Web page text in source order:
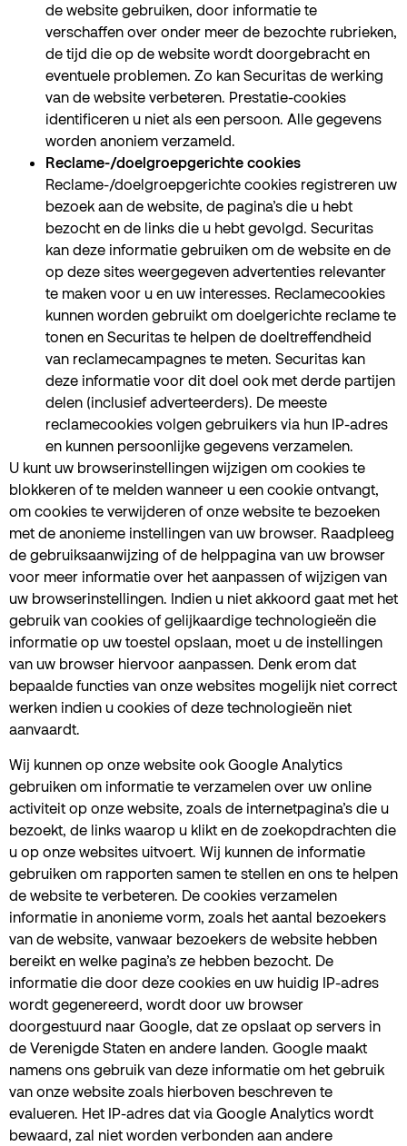
de website gebruiken, door informatie te
verschaffen over onder meer de bezochte rubrieken,
de tijd die op de website wordt doorgebracht en
eventuele problemen. Zo kan Securitas de werking
van de website verbeteren. Prestatie-cookies
identificeren u niet als een persoon. Alle gegevens
worden anoniem verzameld.
Reclame-/doelgroepgerichte cookies
Reclame-/doelgroepgerichte cookies registreren uw
bezoek aan de website, de pagina’s die u hebt
bezocht en de links die u hebt gevolgd. Securitas
kan deze informatie gebruiken om de website en de
op deze sites weergegeven advertenties relevanter
te maken voor u en uw interesses. Reclamecookies
kunnen worden gebruikt om doelgerichte reclame te
tonen en Securitas te helpen de doeltreffendheid
van reclamecampagnes te meten. Securitas kan
deze informatie voor dit doel ook met derde partijen
delen (inclusief adverteerders). De meeste
reclamecookies volgen gebruikers via hun IP-adres
en kunnen persoonlijke gegevens verzamelen.
U kunt uw browserinstellingen wijzigen om cookies te
blokkeren of te melden wanneer u een cookie ontvangt,
om cookies te verwijderen of onze website te bezoeken
met de anonieme instellingen van uw browser. Raadpleeg
de gebruiksaanwijzing of de helppagina van uw browser
voor meer informatie over het aanpassen of wijzigen van
uw browserinstellingen. Indien u niet akkoord gaat met het
gebruik van cookies of gelijkaardige technologieën die
informatie op uw toestel opslaan, moet u de instellingen
van uw browser hiervoor aanpassen. Denk erom dat
bepaalde functies van onze websites mogelijk niet correct
werken indien u cookies of deze technologieën niet
aanvaardt.
Wij kunnen op onze website ook Google Analytics
gebruiken om informatie te verzamelen over uw online
activiteit op onze website, zoals de internetpagina’s die u
bezoekt, de links waarop u klikt en de zoekopdrachten die
u op onze websites uitvoert. Wij kunnen de informatie
gebruiken om rapporten samen te stellen en ons te helpen
de website te verbeteren. De cookies verzamelen
informatie in anonieme vorm, zoals het aantal bezoekers
van de website, vanwaar bezoekers de website hebben
bereikt en welke pagina’s ze hebben bezocht. De
informatie die door deze cookies en uw huidig IP-adres
wordt gegenereerd, wordt door uw browser
doorgestuurd naar Google, dat ze opslaat op servers in
de Verenigde Staten en andere landen. Google maakt
namens ons gebruik van deze informatie om het gebruik
van onze website zoals hierboven beschreven te
evalueren. Het IP-adres dat via Google Analytics wordt
bewaard, zal niet worden verbonden aan andere